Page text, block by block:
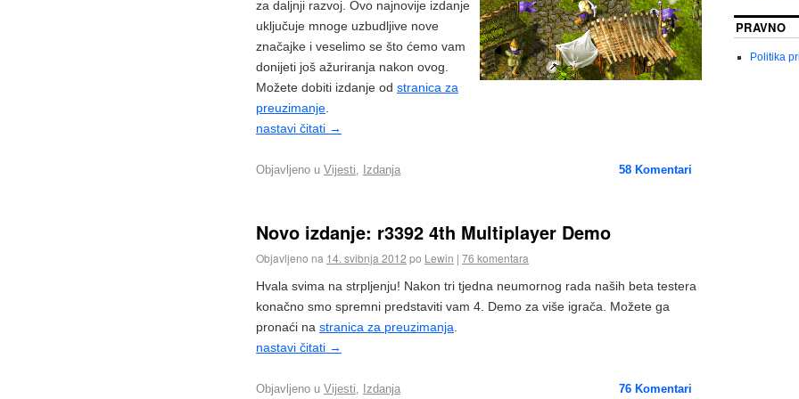
za daljnji razvoj. Ovo najnovije izdanje
uključuje mnoge uzbudljive nove
značajke i veselimo se što ćemo vam
donijeti još ažuriranja nakon ovog.
Možete dobiti izdanje od stranica za
preuzimanje
nastavi čitati →
58 Komentari
Objavljeno u Vijesti Izdanja
Novo izdanje: r3392 4th Multiplayer Demo
Objavljeno na 14. svibnja 2012 po Lewin | 76 komentara
Hvala svima na strpljenju! Nakon tri tjedna neumornog rada naših beta testera
konačno smo spremni predstaviti vam 4. Demo za više igrača. Možete ga
pronaći na stranica za preuzimanja.
nastavi čitati →
76 Komentari
Objavljeno u Vijesti, Izdanja
PRAVNO
Politika